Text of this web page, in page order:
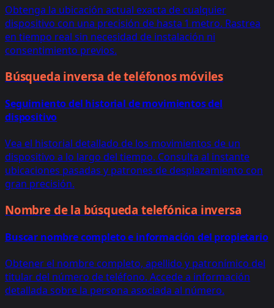
Obtenga la ubicación actual exacta de cualquier
dispositivo con una precisión de hasta 1 metro. Rastrea
en tiempo real sin necesidad de instalación ni
consentimiento previos.
Búsqueda inversa de teléfonos móviles
Seguimiento del historial de movimientos del
dispositivo
Vea el historial detallado de los movimientos de un
dispositivo a lo largo del tiempo. Consulta al instante
ubicaciones pasadas y patrones de desplazamiento con
gran precisión.
Nombre de la búsqueda telefónica inversa
Buscar nombre completo e información del propietario
Obtener el nombre completo, apellido y patronímico del
titular del número de teléfono. Accede a información
detallada sobre la persona asociada al número.